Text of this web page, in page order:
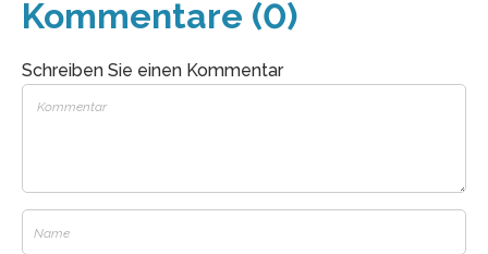
Kommentare (0)
Schreiben Sie einen Kommentar